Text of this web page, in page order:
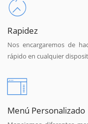
Rapidez
Nos encargaremos de
rápido en cualquier
Menú Personalizado